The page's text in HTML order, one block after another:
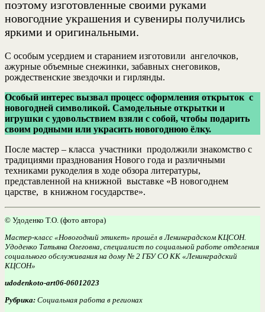
поэтому изготовленные своими руками
новогодние украшения и сувениры получились
яркими и оригинальными.
С особым усердием и старанием изготовили ангелочков,
ажурные объемные снежинки, забавных снеговиков,
рождественские звездочки и гирлянды.
Особый интерес вызвал процесс оформления открыток с
новогодней символикой. Самодельные открытки и
игрушки с удовольствием взяли с собой, чтобы подарить
своим родными или украсить новогоднюю ёлку.
После мастер – класса участники продолжили знакомство с
традициями празднования Нового года и различными
техниками рукоделия в ходе обзора литературы,
представленной на книжной выставке «В новогоднем
царстве, в книжном государстве».
© Удоденко Т.О. (фото автора)
Мастер-класс «Новогодний этикет» прошёл в Ленинградском КЦСОН.
Удоденко Татьяна Олеговна, специалист по социальной работе отделения
социального обслуживания на дому № 2 ГБУ СО КК «Ленинградский
КЦСОН»
udodenkoto-art06-06012023
Рубрика: Социальная работа в регионах